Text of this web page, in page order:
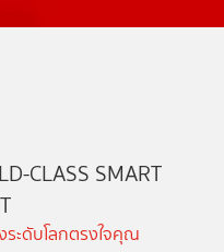
CLASS SMART
ะดับโลกตรงใจคุณ